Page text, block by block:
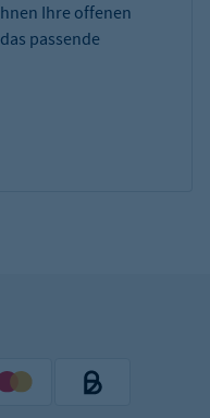
Ihre offenen
passende